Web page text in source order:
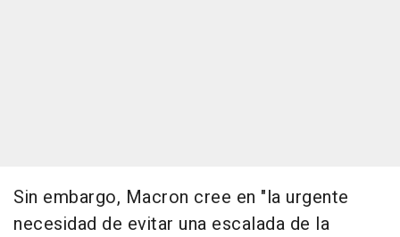
Sin embargo, Macron cree en "la urgente
necesidad de evitar una escalada de la